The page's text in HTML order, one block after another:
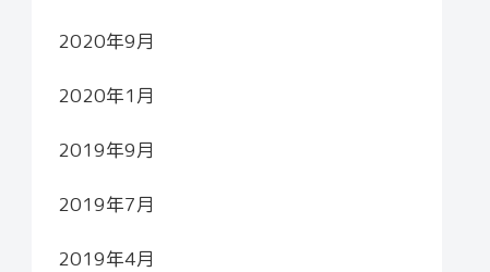
2020年9月
2020年1月
2019年9月
2019年7月
2019年4月